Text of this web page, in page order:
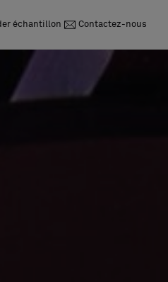
échantillon Contactez-nous